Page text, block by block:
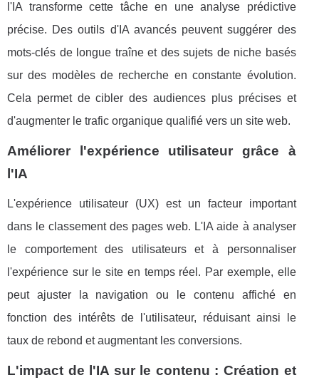
l'IA transforme cette tâche en une analyse prédictive
précise. Des outils d'IA avancés peuvent suggérer des
mots-clés de longue traîne et des sujets de niche basés
sur des modèles de recherche en constante évolution.
Cela permet de cibler des audiences plus précises et
d'augmenter le trafic organique qualifié vers un site web.
Améliorer l'expérience utilisateur grâce à
l'IA
L'expérience utilisateur (UX) est un facteur important
dans le classement des pages web. L'IA aide à analyser
le comportement des utilisateurs et à personnaliser
l'expérience sur le site en temps réel. Par exemple, elle
peut ajuster la navigation ou le contenu affiché en
fonction des intérêts de l'utilisateur, réduisant ainsi le
taux de rebond et augmentant les conversions.
L'impact de l'IA sur le contenu : Création et